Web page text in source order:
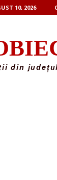
10, 2026
din